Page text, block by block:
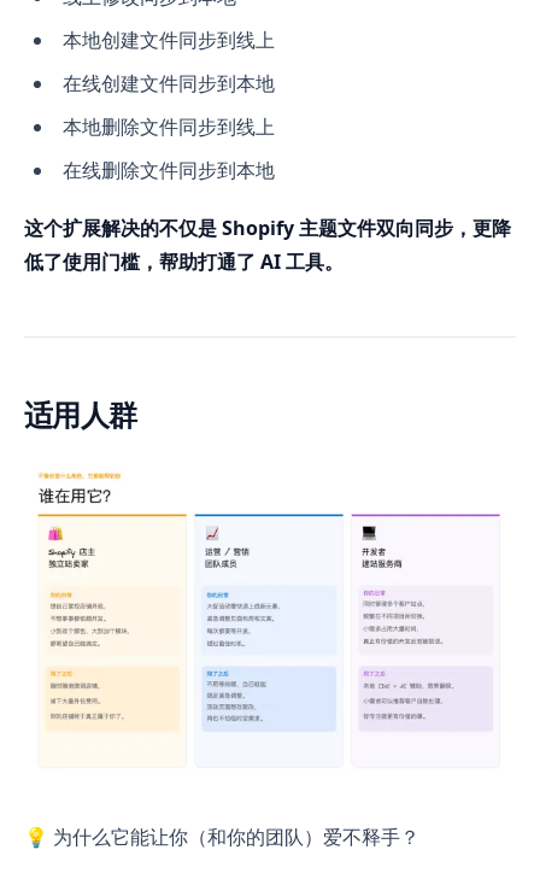
本地创建文件同步到线上
在线创建文件同步到本地
本地删除文件同步到线上
在线删除文件同步到本地
这个扩展解决的不仅是 Shopify 主题文件双向同步，更降
低了使用门槛，帮助打通了 AI 工具。
适用人群
💡 为什么它能让你（和你的团队）爱不释手？